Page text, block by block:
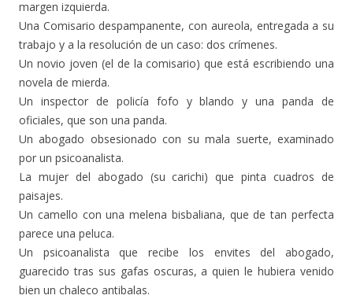
margen izquierda.
Una Comisario despampanente, con aureola, entregada a su
trabajo y a la resolución de un caso: dos crímenes.
Un novio joven (el de la comisario) que está escribiendo una
novela de mierda.
Un inspector de policía fofo y blando y una panda de
oficiales, que son una panda.
Un abogado obsesionado con su mala suerte, examinado
por un psicoanalista.
La mujer del abogado (su carichi) que pinta cuadros de
paisajes.
Un camello con una melena bisbaliana, que de tan perfecta
parece una peluca.
Un psicoanalista que recibe los envites del abogado,
guarecido tras sus gafas oscuras, a quien le hubiera venido
bien un chaleco antibalas.